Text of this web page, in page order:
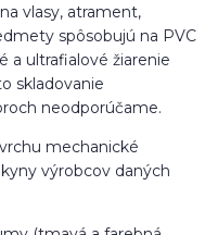
vlasy, atrament,
spôsobujú na PVC
a ultrafialové žiarenie
skladovanie
neodporúčame.
mechanické
výrobcov daných